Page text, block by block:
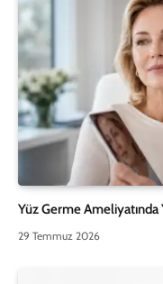
Yüz Germe Ameliyatında
29 Temmuz 2026